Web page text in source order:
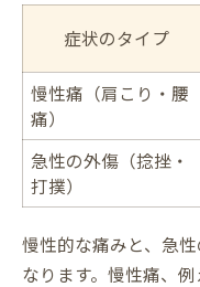
症状のタイプ
慢性痛（肩こり・腰
痛）
急性の外傷（捻挫・
打撲）
慢性的な痛みと、急
なります。慢性痛、